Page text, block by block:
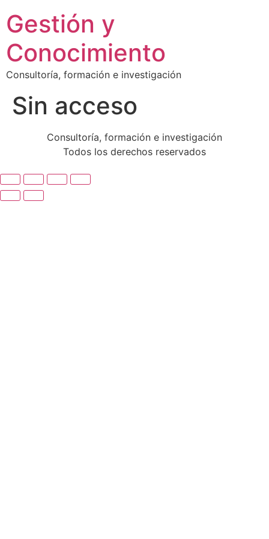
al
contenido
Gestión y
Conocimiento
Consultoría, formación e investigación
Sin acceso
Consultoría, formación e investigación
Todos los derechos reservados